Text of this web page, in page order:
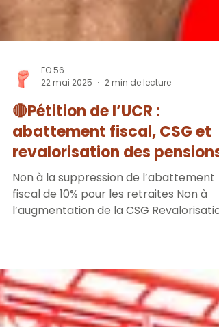
FO 56
22 mai 2025
2 min de lecture
🔴Pétition de l’UCR :
abattement fiscal, CSG et
revalorisation des pensions
l’augmentation de la CSG
de toutes les pensions...